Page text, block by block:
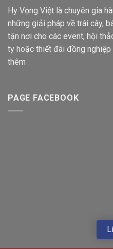
Hy Vọng Việt là chuyên gia
những giải pháp về trái cây,
tận nơi cho các event, hội
ty hoặc thiết đãi đồng nghiệp
thêm
PAGE FACEBOOK